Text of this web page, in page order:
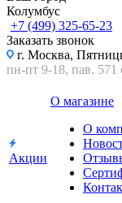
Колумбус
+7 (499) 325-65-23
Заказать звонок
г. Москва,
пн-пт 9-18, пав. 571
Акции
О магазине
О